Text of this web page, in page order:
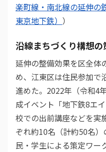
楽町線・南北線の延伸の
東京地下鉄） ）
沿線まちづくり構想
延伸の整備効果を区全体
め、江東区は住民参加で
進めた。2022年（令和4
成イベント「地下鉄8エ
校での出前講座などを実
ぞれ約10名（計約50名
民・学生による策定ワー